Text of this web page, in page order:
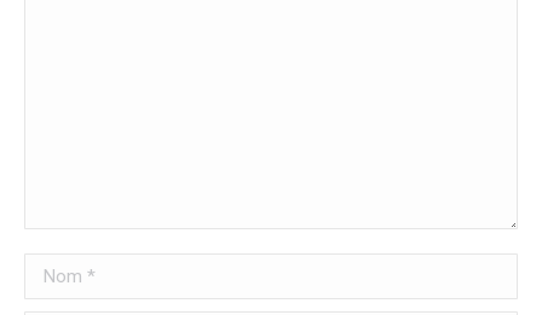
Nom *